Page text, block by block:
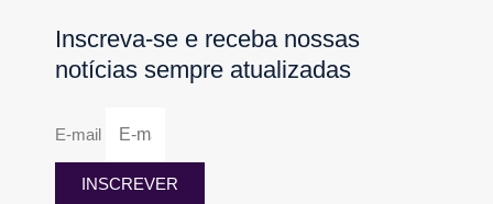
Inscreva-se e receba nossas
notícias sempre atualizadas
E-mail
INSCREVER